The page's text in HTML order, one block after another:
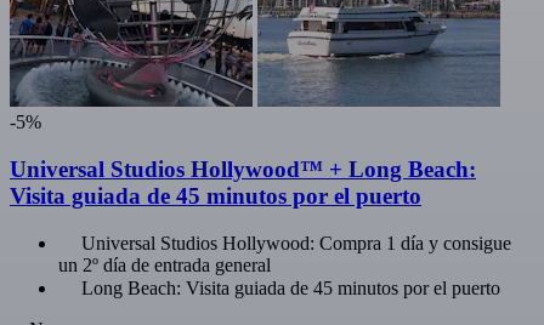
-5%
Universal Studios Hollywood™ + Long Beach:
Visita guiada de 45 minutos por el puerto
Universal Studios Hollywood: Compra 1 día y consigue
un 2º día de entrada general
Long Beach: Visita guiada de 45 minutos por el puerto